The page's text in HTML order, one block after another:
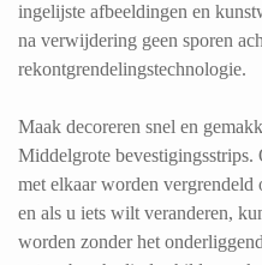
ingelijste afbeeldingen en
na verwijdering geen sporen
rekontgrendelingstechnologie.
Maak decoreren snel en
Middelgrote bevestigingsstrips.
met elkaar worden vergrendeld
en als u iets wilt veranderen,
worden zonder het